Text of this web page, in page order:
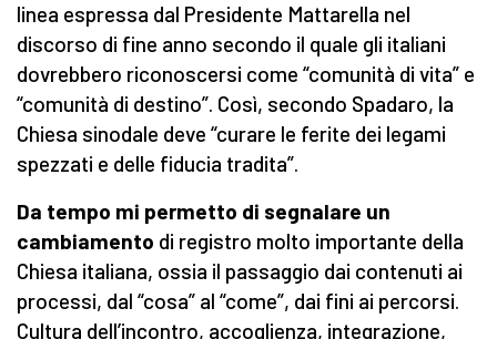
linea espressa dal Presidente Mattarella nel
discorso di fine anno secondo il quale gli italiani
dovrebbero riconoscersi come “comunità di vita” e
“comunità di destino”. Così, secondo Spadaro, la
Chiesa sinodale deve “curare le ferite dei legami
spezzati e delle fiducia tradita”.
Da tempo mi permetto di segnalare un
cambiamento di registro molto importante della
Chiesa italiana, ossia il passaggio dai contenuti ai
processi, dal “cosa” al “come”, dai fini ai percorsi.
Cultura dell’incontro, accoglienza, integrazione,